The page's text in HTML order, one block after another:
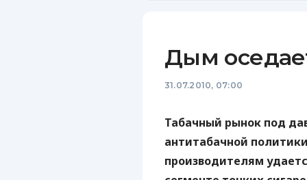
Дым
31.07.2010, 07:00
Табачный рынок под
антитабачной
производителям